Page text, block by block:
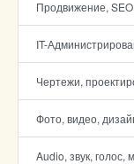
Продвижение,
IT-
Чертежи,
Фото, видео,
Audio, звук, голос,